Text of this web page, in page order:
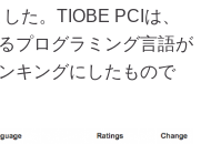
した。TIOBE PCIは、
プログラミング言語が
キングにしたもので